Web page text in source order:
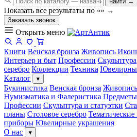
Показать все результаты по «» →
Заказать звонок
Открыть меню
Книги Венская бронза Живопись
Интерьер и быт Профессии Скульптура
серебро Коллекции Техника
Каталог
▾
Букинистика Венская бронза
Нумизматика и Фалеристика Предметы
Профессии Скульптура и статуэтки
планы Столовое серебро Тематические
приборы Ювелирные украшения
О нас
▾